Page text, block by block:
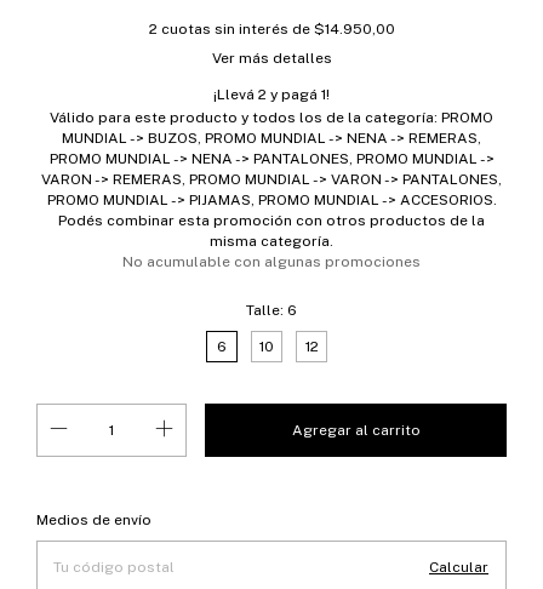
2 cuotas sin interés de $14.950,00
Ver más detalles
¡Llevá 2 y pagá 1!
Válido para este producto y todos los de la categoría: PROMO
MUNDIAL -> BUZOS, PROMO MUNDIAL -> NENA -> REMERAS,
PROMO MUNDIAL -> NENA -> PANTALONES, PROMO MUNDIAL ->
VARON -> REMERAS, PROMO MUNDIAL -> VARON -> PANTALONES,
PROMO MUNDIAL -> PIJAMAS, PROMO MUNDIAL -> ACCESORIOS.
Podés combinar esta promoción con otros productos de la
misma categoría.
No acumulable con algunas promociones
Talle: 6
6 10 12
Entregas para el CP:
Medios de envío
Calcular